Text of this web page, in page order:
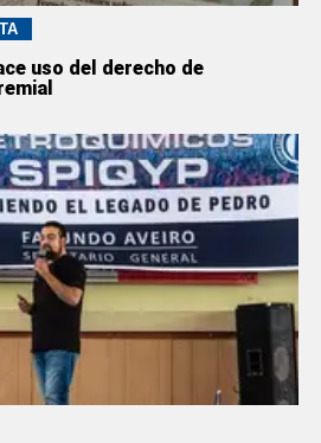
uso del derecho de